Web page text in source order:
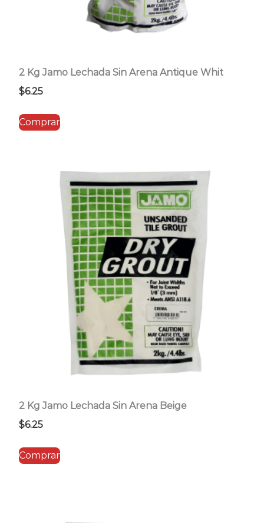
2 Kg Jamo Lechada Sin Arena Antique Whit
$6.25
Comprar
2 Kg Jamo Lechada Sin Arena Beige
$6.25
Comprar